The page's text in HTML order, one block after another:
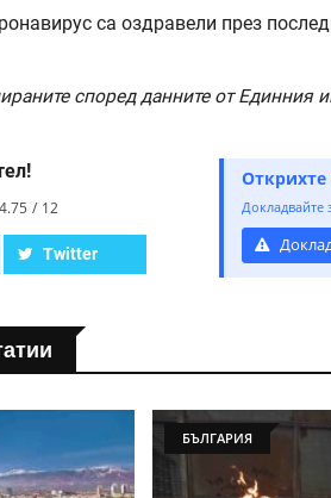
са оздравели през
според данните от Единния
4.75 12
Twitter
Открихте
Докладвайте
БЪЛГАРИЯ